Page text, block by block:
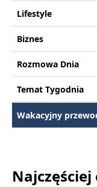
Lifestyle
Biznes
Rozmowa Dnia
Temat Tygodnia
Wakacyjny